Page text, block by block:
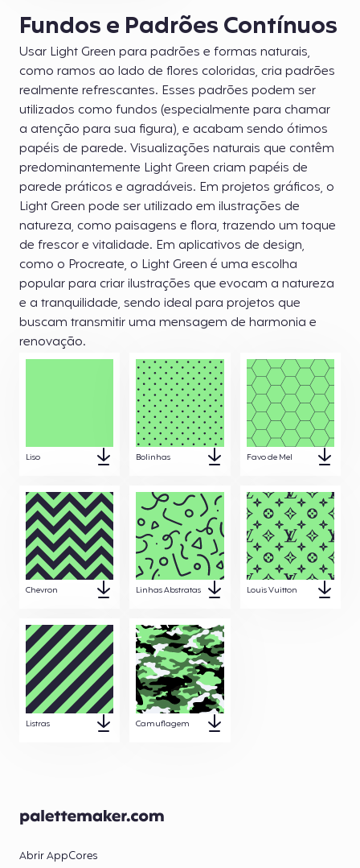
Fundos e Padrões Contínuos
Usar Light Green para padrões e formas naturais,
como ramos ao lado de flores coloridas, cria padrões
realmente refrescantes. Esses padrões podem ser
utilizados como fundos (especialmente para chamar
a atenção para sua figura), e acabam sendo ótimos
papéis de parede. Visualizações naturais que contêm
predominantemente Light Green criam papéis de
parede práticos e agradáveis. Em projetos gráficos, o
Light Green pode ser utilizado em ilustrações de
natureza, como paisagens e flora, trazendo um toque
de frescor e vitalidade. Em aplicativos de design,
como o Procreate, o Light Green é uma escolha
popular para criar ilustrações que evocam a natureza
e a tranquilidade, sendo ideal para projetos que
buscam transmitir uma mensagem de harmonia e
renovação.
Liso Bolinhas Favo de Mel
Chevron Linhas Abstratas Louis Vuitton
Listras Camuflagem
Abrir AppCores